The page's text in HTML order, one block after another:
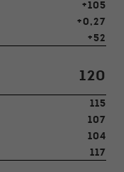
+105
+0,27
+52
120
115
107
104
117